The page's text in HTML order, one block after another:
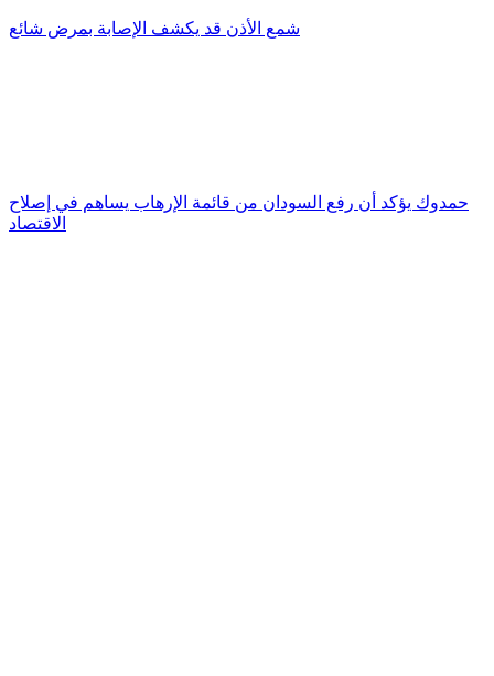
شمع الأذن قد يكشف الإصابة بمرض شائع
حمدوك يؤكد أن رفع السودان من قائمة الإرهاب يساهم في إصلاح
الاقتصاد